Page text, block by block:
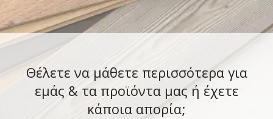
Θέλετε να μάθετε περισσότερα για
εμάς & τα προϊόντα μας ή έχετε
κάποια απορία;